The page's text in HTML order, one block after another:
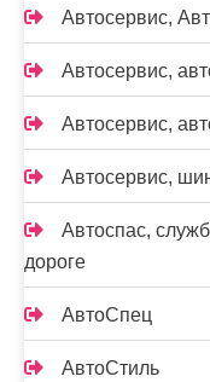
Автосервис,
Автосервис,
Автосервис,
Автосервис,
Автоспас,
дороге
АвтоСпец
АвтоСтиль